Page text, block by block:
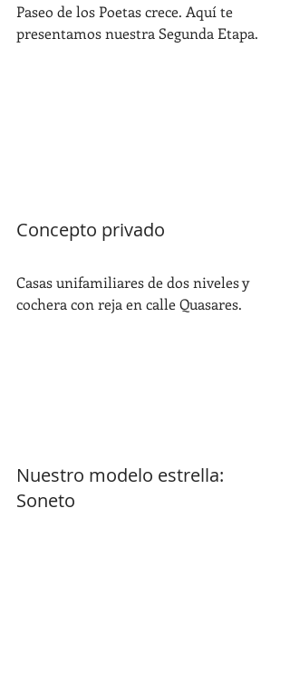
Paseo de los Poetas crece. Aquí te
presentamos nuestra Segunda Etapa.
Concepto privado
Casas unifamiliares de dos niveles y
cochera con reja en calle Quasares.
Nuestro modelo estrella:
Soneto